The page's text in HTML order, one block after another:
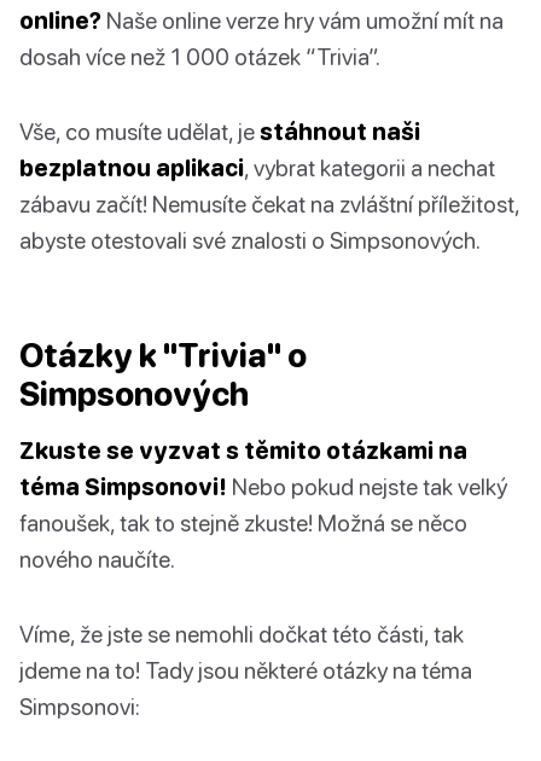
online? Naše online verze hry vám umožní mít na
dosah více než 1 000 otázek “Trivia”.
Vše, co musíte udělat, jestáhnout naši
bezplatnou aplikaci, vybrat kategorii a nechat
zábavu začít! Nemusíte čekat na zvláštní příležitost,
abyste otestovali své znalosti o Simpsonových.
Otázky k "Trivia" o
Simpsonových
Zkuste se vyzvat s těmito otázkami na
téma Simpsonovi! Nebo pokud nejste tak velký
fanoušek, tak to stejně zkuste! Možná se něco
nového naučíte.
Víme, že jste se nemohli dočkat této části, tak
jdeme na to! Tady jsou některé otázky na téma
Simpsonovi: